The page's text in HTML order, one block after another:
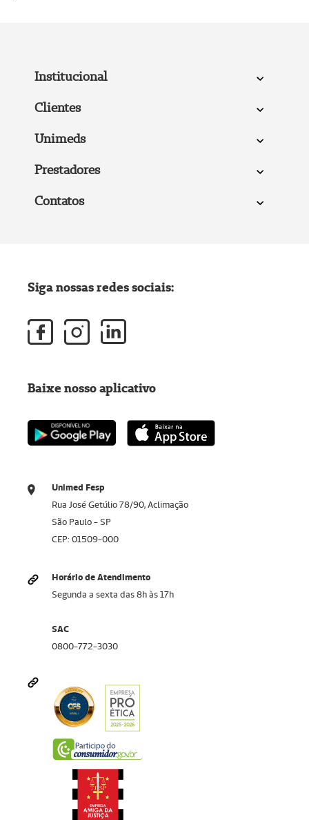
Institucional
Clientes
Unimeds
Prestadores
Contatos
Unimed Fesp
Rua José Getúlio 78/90, Aclimação
São Paulo - SP
CEP: 01509-000
Horário de Atendimento
Segunda a sexta das 8h às 17h
SAC
0800-772-3030
Siga nossas redes sociais:
Baixe nosso aplicativo